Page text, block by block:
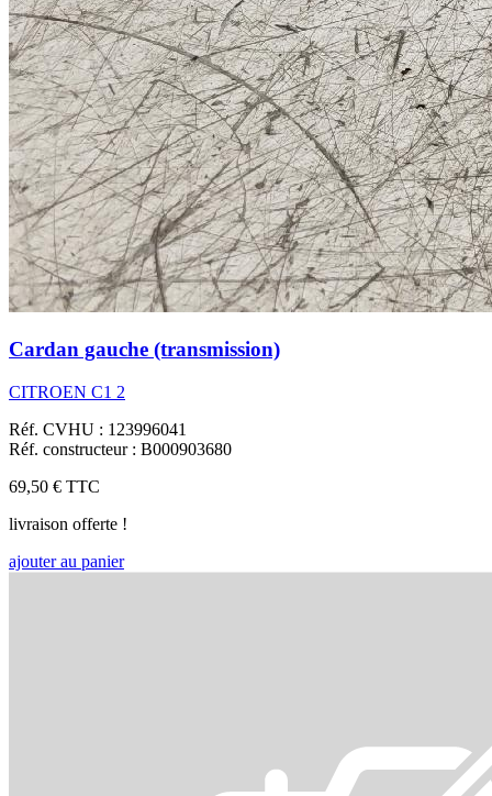
Cardan gauche (transmission)
CITROEN C1 2
Réf. CVHU : 123996041
Réf. constructeur : B000903680
69,50 € TTC
livraison offerte !
ajouter au panier